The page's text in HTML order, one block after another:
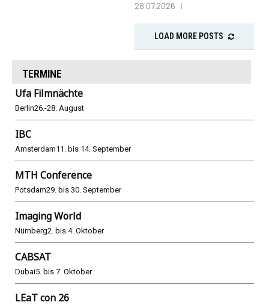
28.07.2026
LOAD MORE POSTS
TERMINE
Ufa Filmnächte
Berlin26.-28. August
IBC
Amsterdam11. bis 14. September
MTH Conference
Potsdam29. bis 30. September
Imaging World
Nürnberg2. bis 4. Oktober
CABSAT
Dubai5. bis 7. Oktober
LEaT con 26